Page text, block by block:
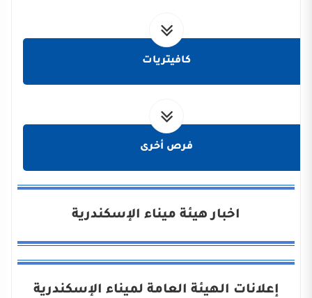
كافيتريات
فرص أخرى
اخبار هيئة ميناء الإسكندرية
إعلانات الهيئة العامة لميناء الإسكندرية